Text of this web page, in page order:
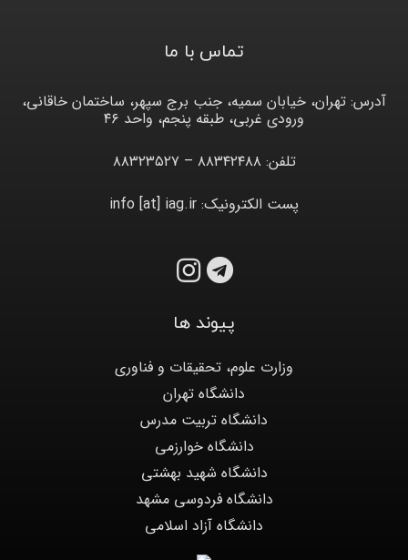
تماس با ما
آدرس: تهران، خیابان سمیه، جنب برج سپهر، ساختمان خاقانی،
ورودی غربی، طبقه پنجم، واحد ۴۶
تلفن: ۸۸۳۴۲۴۸۸ – ۸۸۳۲۳۵۲۷
پست الکترونیک: info [at] iag.ir
پیوند ها
وزارت علوم، تحقیقات و فناوری
دانشگاه تهران
دانشگاه تربیت مدرس
دانشگاه خوارزمی
دانشگاه شهید بهشتی
دانشگاه فردوسی مشهد
دانشگاه آزاد اسلامی